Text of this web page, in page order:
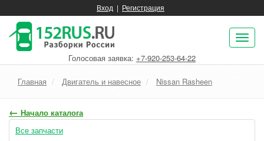
Вход | Регистрация
Голосовая заявка: +7-920-253-64-22
Главная Двигатель и навесное Nissan Rasheen
← Начало каталога
Все запчасти